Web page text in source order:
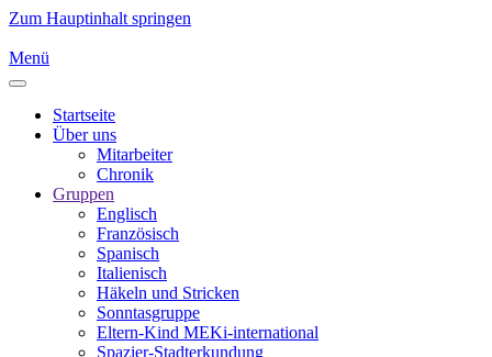
Zum Hauptinhalt springen
Menü
Startseite
Über uns
Mitarbeiter
Chronik
Gruppen
Englisch
Französisch
Spanisch
Italienisch
Häkeln und Stricken
Sonntasgruppe
Eltern-Kind MEKi-international
Spazier-Stadterkundung